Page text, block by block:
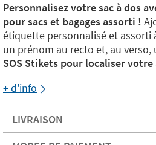
Personnalisez votre sac à dos
pour sacs et bagages assorti !
étiquette personnalisé et assorti
un prénom au recto et, au verso,
SOS Stikets pour localiser votre
+ d'info
LIVRAISON